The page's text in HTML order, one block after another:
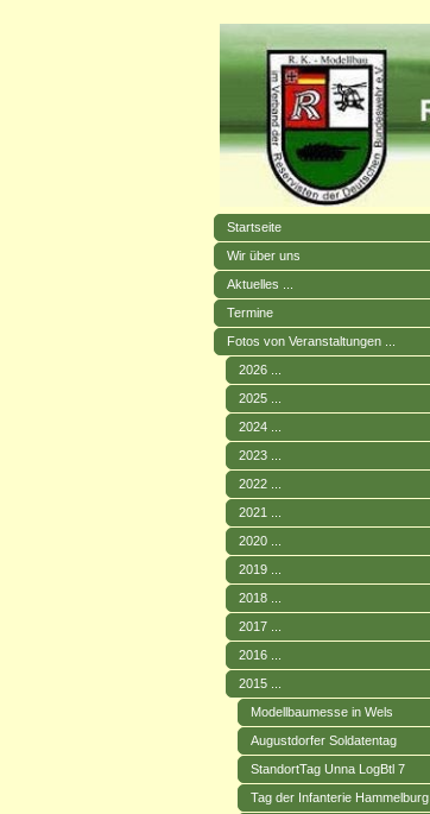
Startseite
Wir über uns
Aktuelles ...
Termine
Fotos von Veranstaltungen ...
2026 ...
2025 ...
2024 ...
2023 ...
2022 ...
2021 ...
2020 ...
2019 ...
2018 ...
2017 ...
2016 ...
2015 ...
Modellbaumesse in Wels
Augustdorfer Soldatentag
StandortTag Unna LogBtl 7
Tag der Infanterie Hammelburg